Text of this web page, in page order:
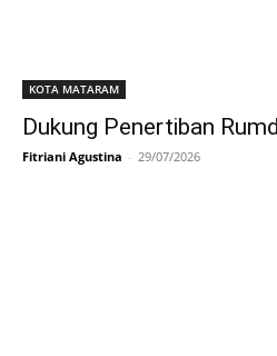
KOTA MATARAM
Dukung Penertiban
Fitriani Agustina - 29/07/2026